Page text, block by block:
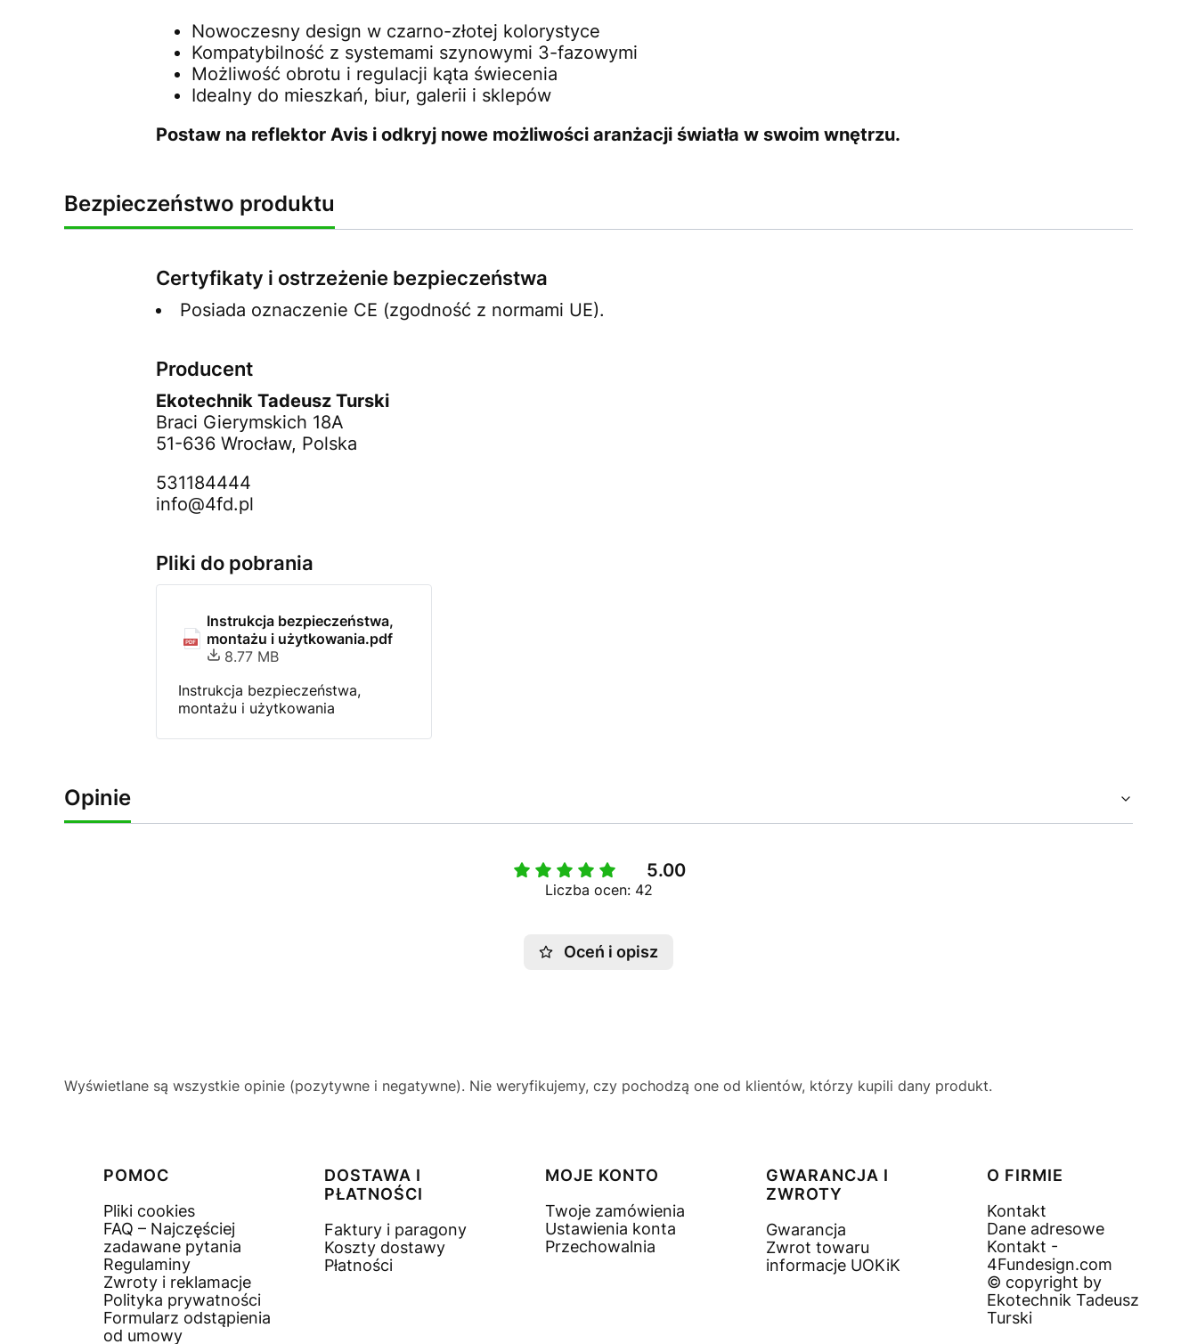
Nowoczesny design w czarno-złotej kolorystyce
Kompatybilność z systemami szynowymi 3-fazowymi
Możliwość obrotu i regulacji kąta świecenia
Idealny do mieszkań, biur, galerii i sklepów
Postaw na reflektor Avis i odkryj nowe możliwości aranżacji światła w swoim wnętrzu.
Bezpieczeństwo produktu
Certyfikaty i ostrzeżenie bezpieczeństwa
Posiada oznaczenie CE (zgodność z normami UE).
Producent
Ekotechnik Tadeusz Turski
Braci Gierymskich 18A
51-636 Wrocław, Polska
531184444
info@4fd.pl
Pliki do pobrania
Instrukcja bezpieczeństwa,
montażu i użytkowania.pdf
8.77 MB
Instrukcja bezpieczeństwa,
montażu i użytkowania
Opinie
5.00
Liczba ocen: 42
Oceń i opisz
Wyświetlane są wszystkie opinie (pozytywne i negatywne). Nie weryfikujemy, czy pochodzą one od klientów, którzy kupili dany produkt.
Linki w stopce
POMOC
Pliki cookies
FAQ – Najczęściej
zadawane pytania
Regulaminy
Zwroty i reklamacje
Polityka prywatności
Formularz odstąpienia
od umowy
DOSTAWA I
PŁATNOŚCI
Faktury i paragony
Koszty dostawy
Płatności
MOJE KONTO
Twoje zamówienia
Ustawienia konta
Przechowalnia
GWARANCJA I
ZWROTY
Gwarancja
Zwrot towaru
informacje UOKiK
O FIRMIE
Kontakt
Dane adresowe
Kontakt -
4Fundesign.com
© copyright by
Ekotechnik Tadeusz
Turski